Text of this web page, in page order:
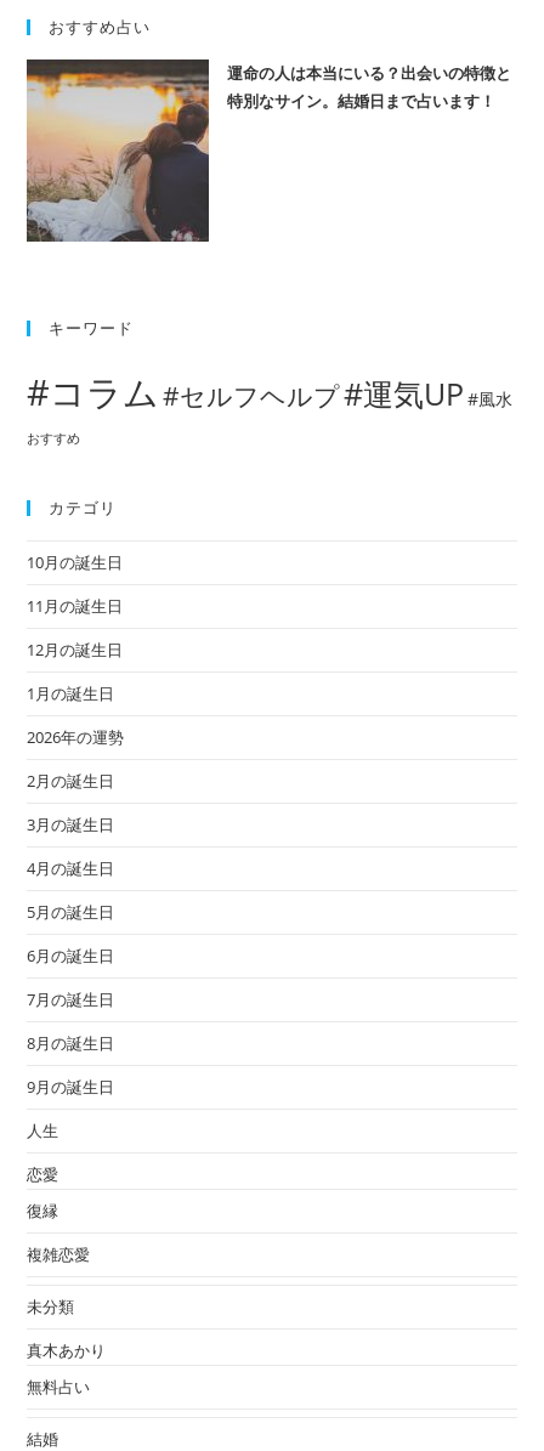
おすすめ占い
運命の人は本当にいる？出会いの特徴と
特別なサイン。結婚日まで占います！
キーワード
#コラム #セルフヘルプ#運気UP #風水
おすすめ
カテゴリ
10月の誕生日
11月の誕生日
12月の誕生日
1月の誕生日
2026年の運勢
2月の誕生日
3月の誕生日
4月の誕生日
5月の誕生日
6月の誕生日
7月の誕生日
8月の誕生日
9月の誕生日
人生
恋愛
復縁
複雑恋愛
未分類
真木あかり
無料占い
結婚